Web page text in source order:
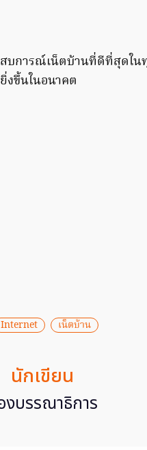
บการณ์เน็ตบ้านที่ดีที่สุดใ
งขึ้นในอนาคต
Internet เน็ตบ้าน
นักเขียน
งบรรณาธิการ